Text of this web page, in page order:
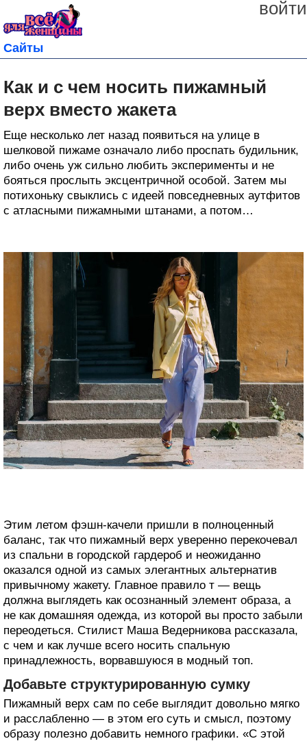
войти
Сайты
Как и с чем носить пижамный
верх вместо жакета
Еще несколько лет назад появиться на улице в
шелковой пижаме означало либо проспать будильник,
либо очень уж сильно любить эксперименты и не
бояться прослыть эксцентричной особой. Затем мы
потихоньку свыклись с идеей повседневных аутфитов
с атласными пижамными штанами, а потом…
Этим летом фэшн-качели пришли в полноценный
баланс, так что пижамный верх уверенно перекочевал
из спальни в городской гардероб и неожиданно
оказался одной из самых элегантных альтернатив
привычному жакету. Главное правило т — вещь
должна выглядеть как осознанный элемент образа, а
не как домашняя одежда, из которой вы просто забыли
переодеться. Стилист Маша Ведерникова рассказала,
с чем и как лучше всего носить спальную
принадлежность, ворвавшуюся в модный топ.
Добавьте структурированную сумку
Пижамный верх сам по себе выглядит довольно мягко
и расслабленно — в этом его суть и смысл, поэтому
образу полезно добавить немного графики. «С этой